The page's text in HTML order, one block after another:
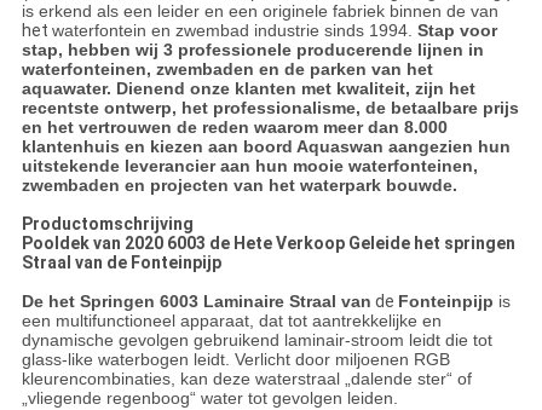
is erkend als een leider en een originele fabriek binnen de van
het waterfontein en zwembad industrie sinds 1994. Stap voor
stap, hebben wij 3 professionele producerende lijnen in
waterfonteinen, zwembaden en de parken van het
aquawater. Dienend onze klanten met kwaliteit, zijn het
recentste ontwerp, het professionalisme, de betaalbare prijs
en het vertrouwen de reden waarom meer dan 8.000
klantenhuis en kiezen aan boord Aquaswan aangezien hun
uitstekende leverancier aan hun mooie waterfonteinen,
zwembaden en projecten van het waterpark bouwde.
Productomschrijving
Pooldek van 2020 6003 de Hete Verkoop Geleide het springen
Straal van de Fonteinpijp
De het Springen 6003 Laminaire Straal van de Fonteinpijp is
een multifunctioneel apparaat, dat tot aantrekkelijke en
dynamische gevolgen gebruikend laminair-stroom leidt die tot
glass-like waterbogen leidt. Verlicht door miljoenen RGB
kleurencombinaties, kan deze waterstraal „dalende ster“ of
„vliegende regenboog“ water tot gevolgen leiden.